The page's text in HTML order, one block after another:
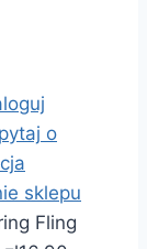
o
sklepu
Fling